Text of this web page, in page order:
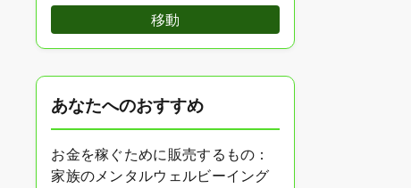
移動
あなたへのおすすめ
お金を稼ぐために販売するもの：
家族のメンタルウェルビーイング